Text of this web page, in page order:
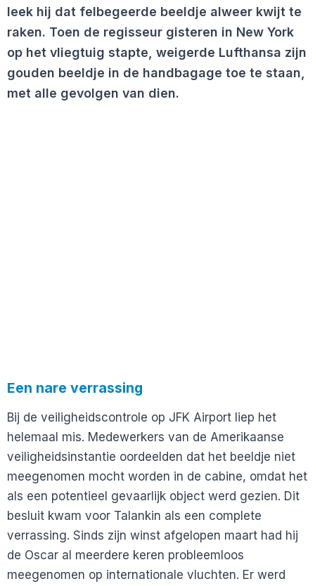
leek hij dat felbegeerde beeldje alweer kwijt te
raken. Toen de regisseur gisteren in New York
op het vliegtuig stapte, weigerde Lufthansa zijn
gouden beeldje in de handbagage toe te staan,
met alle gevolgen van dien.
Een nare verrassing
Bij de veiligheidscontrole op JFK Airport liep het
helemaal mis. Medewerkers van de Amerikaanse
veiligheidsinstantie oordeelden dat het beeldje niet
meegenomen mocht worden in de cabine, omdat het
als een potentieel gevaarlijk object werd gezien. Dit
besluit kwam voor Talankin als een complete
verrassing. Sinds zijn winst afgelopen maart had hij
de Oscar al meerdere keren probleemloos
meegenomen op internationale vluchten. Er werd